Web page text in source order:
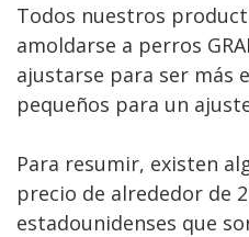
Todos nuestros
amoldarse a perros
ajustarse para ser más
pequeños para un
Para resumir, existen
precio de alrededor de
estadounidenses que